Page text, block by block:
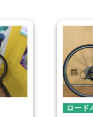
ロー